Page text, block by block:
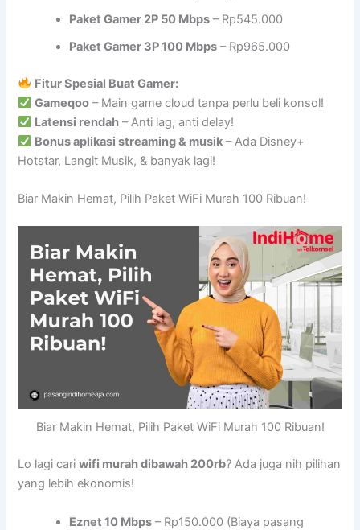
Paket Gamer 2P 50 Mbps – Rp545.000
Paket Gamer 3P 100 Mbps – Rp965.000
Fitur Spesial Buat Gamer:
Gameqoo – Main game cloud tanpa perlu beli konsol!
Latensi rendah – Anti lag, anti delay!
Bonus aplikasi streaming & musik – Ada Disney+
Hotstar, Langit Musik, & banyak lagi!
Biar Makin Hemat, Pilih Paket WiFi Murah 100 Ribuan!
Biar Makin Hemat, Pilih Paket WiFi Murah 100 Ribuan!
Lo lagi cariwifi murah dibawah 200rb? Ada juga nih pilihan
yang lebih ekonomis!
Eznet 10 Mbps – Rp150.000 (Biaya pasang